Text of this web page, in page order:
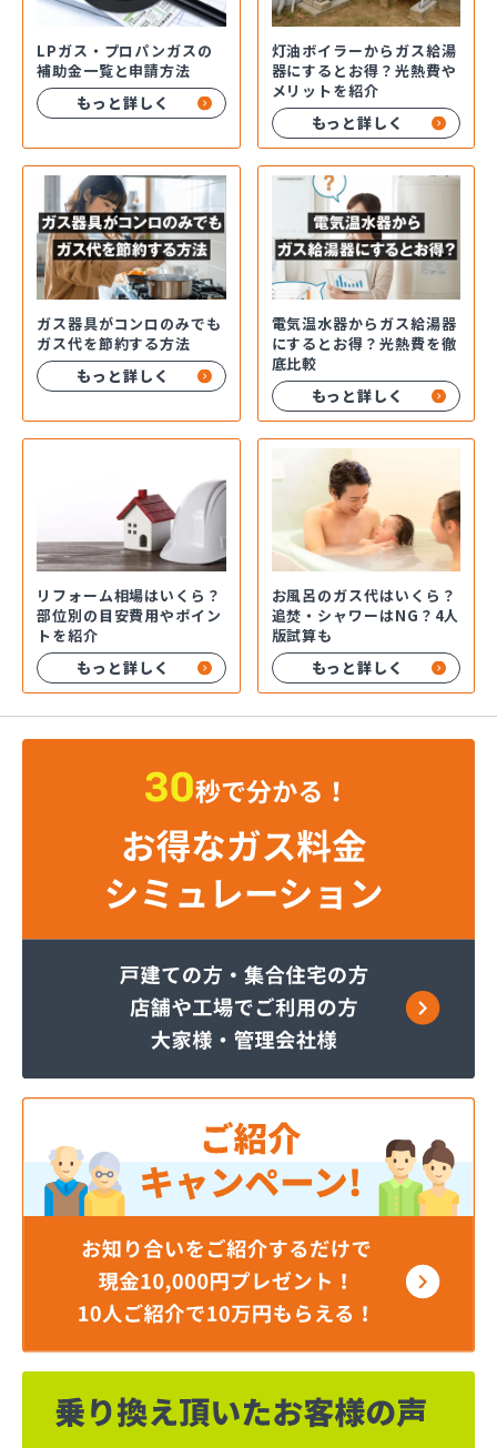
LPガス・プロパンガスの
補助金一覧と申請方法
もっと詳しく
灯油ボイラーからガス給湯
器にするとお得？光熱費や
メリットを紹介
もっと詳しく
ガス器具がコンロのみでも
ガス代を節約する方法
もっと詳しく
電気温水器からガス給湯器
にするとお得？光熱費を徹
底比較
もっと詳しく
リフォーム相場はいくら？
部位別の目安費用やポイン
トを紹介
もっと詳しく
お風呂のガス代はいくら？
追焚・シャワーはNG？4人
版試算も
もっと詳しく